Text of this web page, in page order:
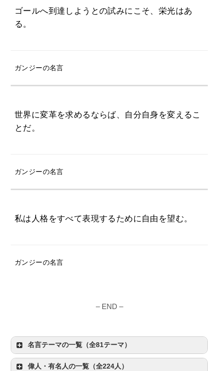
ゴールへ到達しようとの試みにこそ、栄光はあ
る。
ガンジーの名言
世界に変革を求めるならば、自分自身を変えるこ
とだ。
ガンジーの名言
私は人格をすべて表現するために自由を望む。
ガンジーの名言
– END –
名言テーマの一覧（全81テーマ）
偉人・有名人の一覧（全224人）